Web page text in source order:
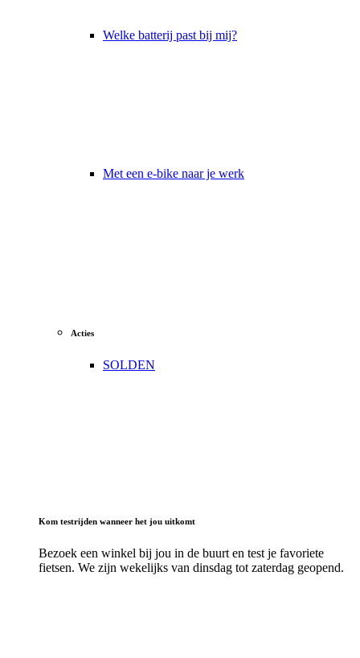
Welke batterij past bij mij?
Met een e-bike naar je werk
Acties
SOLDEN
Kom testrijden wanneer het jou uitkomt
Bezoek een winkel bij jou in de buurt en test je favoriete
fietsen. We zijn wekelijks van dinsdag tot zaterdag geopend.